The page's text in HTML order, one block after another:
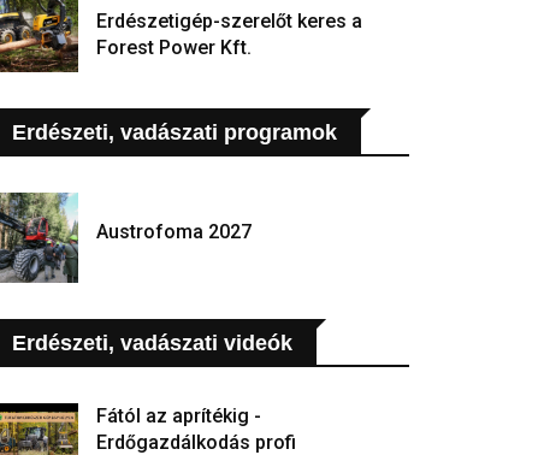
Erdészetigép-szerelőt keres a
Forest Power Kft.
Erdészeti, vadászati programok
Austrofoma 2027
Erdészeti, vadászati videók
Fától az aprítékig -
Erdőgazdálkodás profi